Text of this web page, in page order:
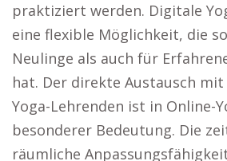
praktiziert werden. Digitale
eine flexible Möglichkeit, die
Neulinge als auch für
hat. Der direkte Austausch
Yoga-Lehrenden ist in Online-
besonderer Bedeutung. Die
räumliche